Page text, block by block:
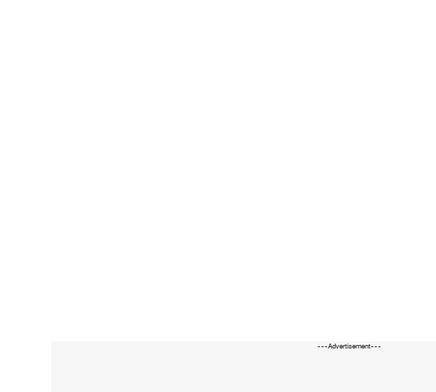
---Advertisement---